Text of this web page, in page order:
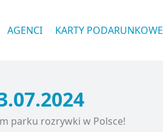
AGENCI KARTY PODARUNKOWE
parku rozrywki w Polsce!